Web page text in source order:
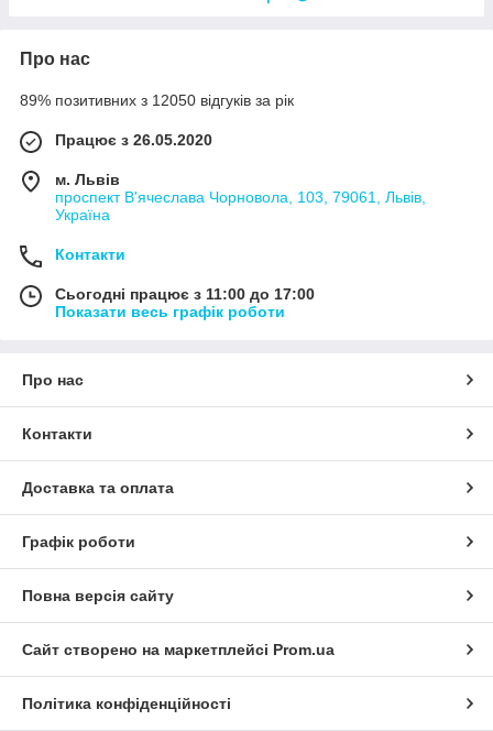
Про нас
89% позитивних з 12050 відгуків за рік
Працює з 26.05.2020
м. Львів
проспект В'ячеслава Чорновола, 103, 79061, Львів,
Україна
Контакти
Сьогодні працює з 11:00 до 17:00
Показати весь графік роботи
Про нас
Контакти
Доставка та оплата
Графік роботи
Повна версія сайту
Сайт створено на маркетплейсі Prom.ua
Політика конфіденційності